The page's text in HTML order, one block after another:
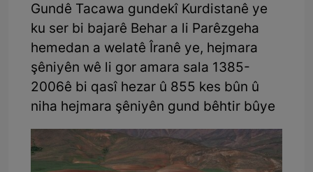
Gundê Tacawa gundekî Kurdistanê ye
ku ser bi bajarê Behar a li Parêzgeha
hemedan a welatê Îranê ye, hejmara
şêniyên wê li gor amara sala 1385-
2006ê bi qasî hezar û 855 kes bûn û
niha hejmara şêniyên gund bêhtir bûye